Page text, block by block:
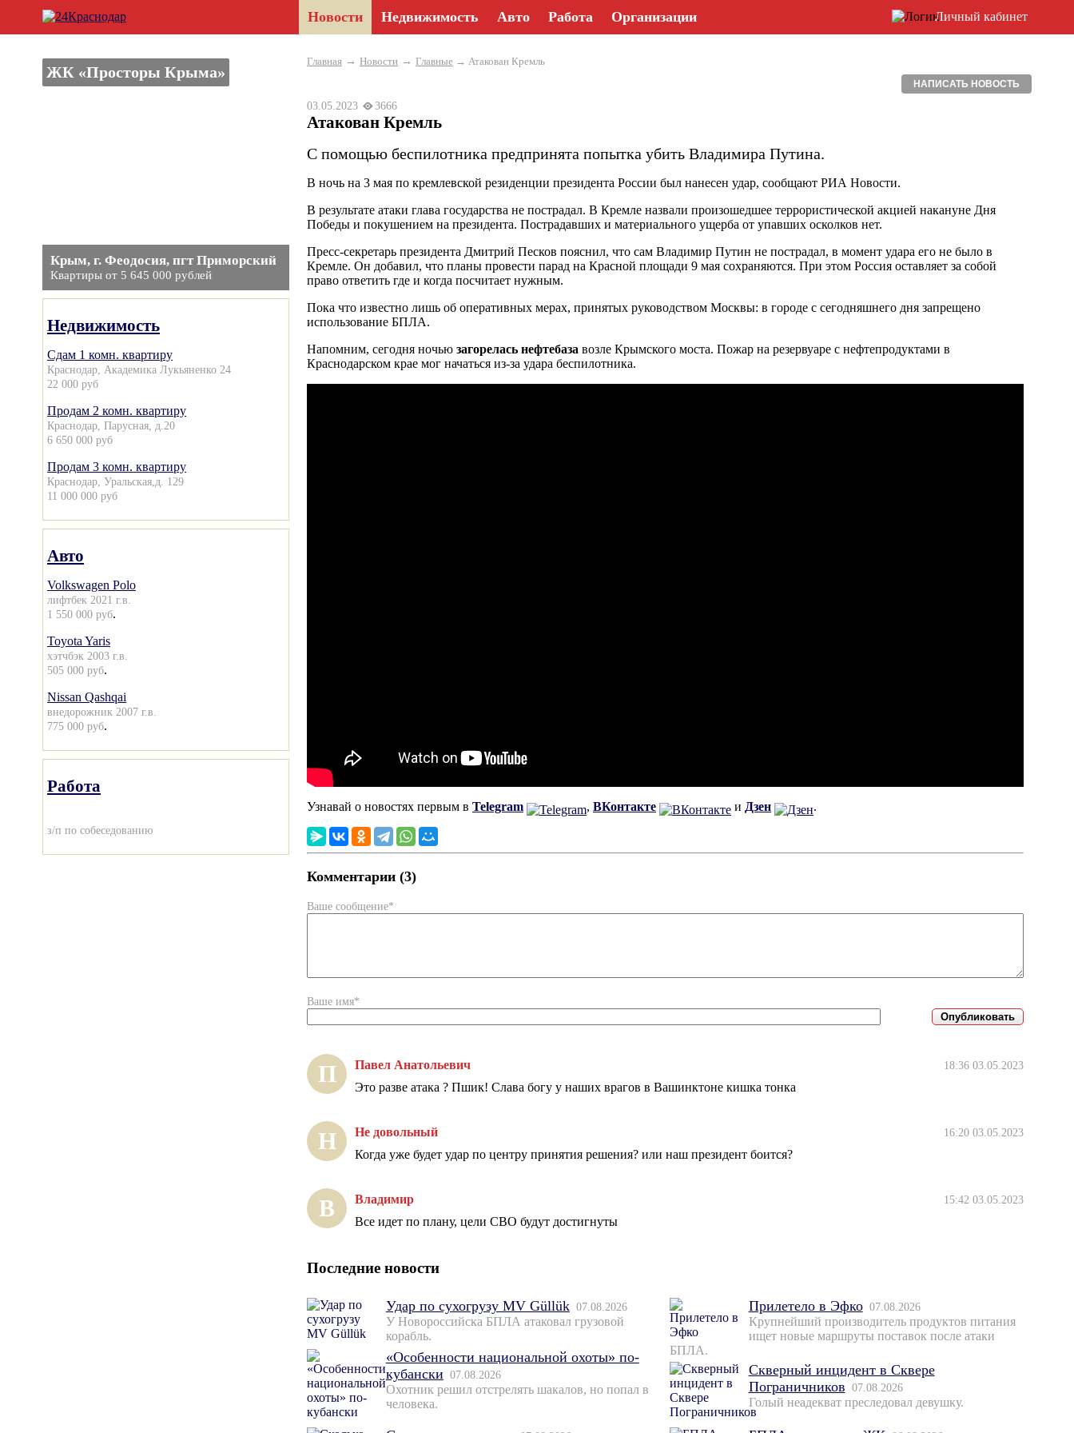
Новости Недвижимость Авто Работа Организации Личный кабинет
ЖК «Просторы Крыма»
Крым, г. Феодосия, пгт Приморский
Квартиры от 5 645 000 рублей
Недвижимость
Сдам 1 комн. квартиру
Краснодар, Академика Лукьяненко 24
22 000 руб
Продам 2 комн. квартиру
Краснодар, Парусная, д.20
6 650 000 руб
Продам 3 комн. квартиру
Краснодар, Уральская,д. 129
11 000 000 руб
Авто
Volkswagen Polo
лифтбек 2021 г.в.
1 550 000 руб.
Toyota Yaris
хэтчбэк 2003 г.в.
505 000 руб.
Nissan Qashqai
внедорожник 2007 г.в.
775 000 руб.
Работа
з/п по собеседованию
Главная → Новости → Главные → Атакован Кремль
НАПИСАТЬ НОВОСТЬ
03.05.2023 3666
Атакован Кремль
С помощью беспилотника предпринята попытка убить Владимира Путина.
В ночь на 3 мая по кремлевской резиденции президента России был нанесен удар, сообщают РИА Новости.
В результате атаки глава государства не пострадал. В Кремле назвали произошедшее террористической акцией накануне Дня
Победы и покушением на президента. Пострадавших и материального ущерба от упавших осколков нет.
Пресс-секретарь президента Дмитрий Песков пояснил, что сам Владимир Путин не пострадал, в момент удара его не было в
Кремле. Он добавил, что планы провести парад на Красной площади 9 мая сохраняются. При этом Россия оставляет за собой
право ответить где и когда посчитает нужным.
Пока что известно лишь об оперативных мерах, принятых руководством Москвы: в городе с сегодняшнего дня запрещено
использование БПЛА.
Напомним, сегодня ночью загорелась нефтебаза возле Крымского моста. Пожар на резервуаре с нефтепродуктами в
Краснодарском крае мог начаться из-за удара беспилотника.
Узнавай о новостях первым в Telegram , ВКонтакте и Дзен .
Комментарии (3)
Ваше сообщение*
Ваше имя*
П Павел Анатольевич 18:36 03.05.2023
Это разве атака ? Пшик! Слава богу у наших врагов в Вашинктоне кишка тонка
Н Не довольный 16:20 03.05.2023
Когда уже будет удар по центру принятия решения? или наш президент боится?
В Владимир 15:42 03.05.2023
Все идет по плану, цели СВО будут достигнуты
Последние новости
Удар по сухогрузу MV Güllük 07.08.2026
У Новороссийска БПЛА атаковал грузовой
корабль.
«Особенности национальной охоты» по-
кубански 07.08.2026
Охотник решил отстрелять шакалов, но попал в
человека.
Прилетело в Эфко 07.08.2026
Крупнейший производитель продуктов питания
ищет новые маршруты поставок после атаки
БПЛА.
Скверный инцидент в Сквере
Пограничников 07.08.2026
Голый неадекват преследовал девушку.